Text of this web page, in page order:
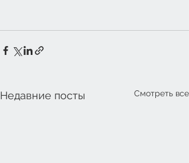
Недавние посты Смотреть все